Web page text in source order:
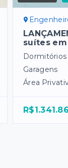
suítes
Dormitórios
Garagens
Área